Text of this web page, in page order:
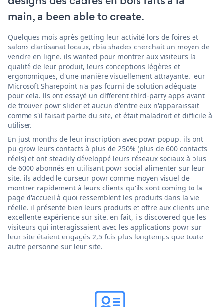
main, a been able to create.
Quelques mois après getting leur activité lors de foires et
salons d'artisanat locaux, rbia shades cherchait un moyen de
vendre en ligne. ils wanted pour montrer aux visiteurs la
qualité de leur produit, leurs conceptions légères et
ergonomiques, d'une manière visuellement attrayante. leur
Microsoft Sharepoint n'a pas fourni de solution adéquate
pour cela. ils ont essayé un different third-party apps avant
de trouver powr slider et aucun d'entre eux n'apparaissait
comme s'il faisait partie du site, et était maladroit et difficile à
utiliser.
En just months de leur inscription avec powr popup, ils ont
pu grow leurs contacts à plus de 250% (plus de 600 contacts
réels) et ont steadily développé leurs réseaux sociaux à plus
de 6000 abonnés en utilisant powr social alimenter sur leur
site. ils added le curseur powr comme moyen visuel de
montrer rapidement à leurs clients qu'ils sont coming to la
page d'accueil à quoi ressemblent les produits dans la vie
réelle. il présente bien leurs produits et offre aux clients une
excellente expérience sur site. en fait, ils discovered que les
visiteurs qui interagissaient avec les applications powr sur
leur site étaient engagés 2,5 fois plus longtemps que toute
autre personne sur leur site.